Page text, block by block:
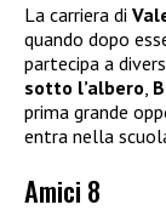
La carriera di
quando dopo
partecipa a
sotto l’albero
prima grande
entra nella
Amici 8